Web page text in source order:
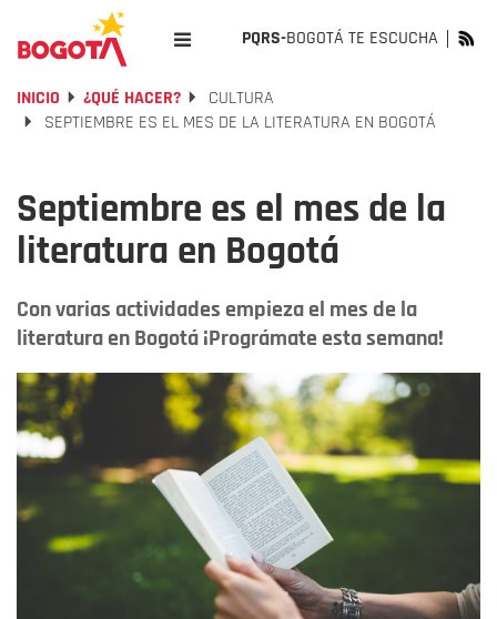
PQRS-BOGOTÁ TE ESCUCHA
INICIO ¿QUÉ HACER?
CULTURA
SEPTIEMBRE ES EL MES DE LA LITERATURA EN BOGOTÁ
Septiembre es el mes de la
literatura en Bogotá
Con varias actividades empieza el mes de la
literatura en Bogotá ¡Prográmate esta semana!